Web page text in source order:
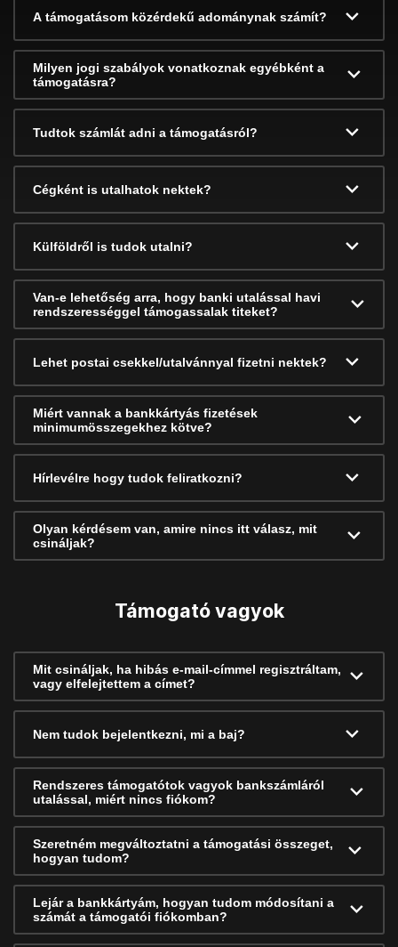
A támogatásom közérdekű adománynak számít?
Milyen jogi szabályok vonatkoznak egyébként a
támogatásra?
Tudtok számlát adni a támogatásról?
Cégként is utalhatok nektek?
Külföldről is tudok utalni?
Van-e lehetőség arra, hogy banki utalással havi
rendszerességgel támogassalak titeket?
Lehet postai csekkel/utalvánnyal fizetni nektek?
Miért vannak a bankkártyás fizetések
minimumösszegekhez kötve?
Hírlevélre hogy tudok feliratkozni?
Olyan kérdésem van, amire nincs itt válasz, mit
csináljak?
Támogató vagyok
Mit csináljak, ha hibás e-mail-címmel regisztráltam,
vagy elfelejtettem a címet?
Nem tudok bejelentkezni, mi a baj?
Rendszeres támogatótok vagyok bankszámláról
utalással, miért nincs fiókom?
Szeretném megváltoztatni a támogatási összeget,
hogyan tudom?
Lejár a bankkártyám, hogyan tudom módosítani a
számát a támogatói fiókomban?